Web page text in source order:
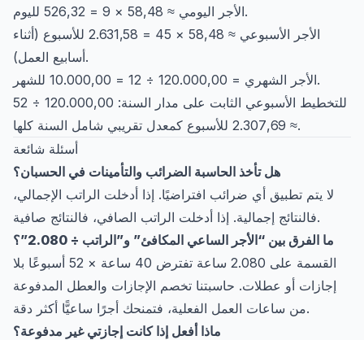
الأجر اليومي ≈ 58,48 × 9 = 526,32 لليوم.
الأجر الأسبوعي ≈ 58,48 × 45 = 2.631,58 للأسبوع (أثناء
أسابيع العمل).
الأجر الشهري = 120.000,00 ÷ 12 = 10.000,00 للشهر.
للتخطيط الأسبوعي الثابت على مدار السنة: 120.000,00 ÷ 52
≈ 2.307,69 للأسبوع كمعدل تقريبي شامل السنة كلها.
أسئلة شائعة
هل تأخذ الحاسبة الضرائب والتأمينات في الحسبان؟
لا يتم تطبيق أي ضرائب افتراضيًا. إذا أدخلت الراتب الإجمالي،
فالنتائج إجمالية. إذا أدخلت الراتب الصافي، فالنتائج صافية.
ما الفرق بين “الأجر الساعي المكافئ” و”الراتب ÷ 2.080”؟
القسمة على 2.080 ساعة تفترض 40 ساعة × 52 أسبوعًا بلا
إجازات أو عطلات. حاسبتنا تخصم الإجازات والعطل المدفوعة
من ساعات العمل الفعلية، فتمنحك أجرًا ساعيًّا أكثر دقة.
ماذا أفعل إذا كانت إجازتي غير مدفوعة؟